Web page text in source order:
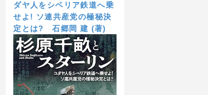
ダヤ人をシベリア鉄道へ乗
せよ! ソ連共産党の極秘決
定とは?
石郷岡 建 (著)